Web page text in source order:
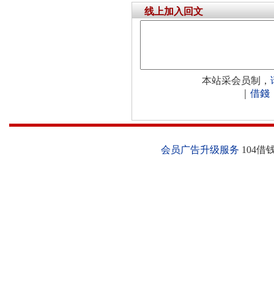
线上加入回文
本站采会员制，
借錢
会员广告升级服务 104借